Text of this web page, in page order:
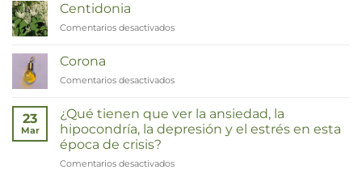
Centidonia
Comentarios desactivados
Corona
Comentarios desactivados
23
Mar
¿Qué tienen que ver la ansiedad, la
hipocondría, la depresión y el estrés en esta
época de crisis?
Comentarios desactivados